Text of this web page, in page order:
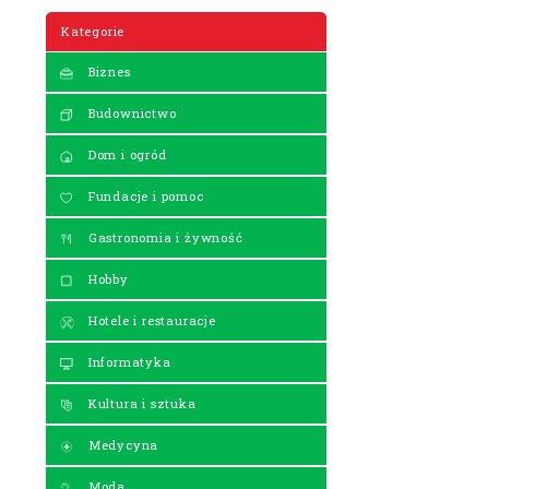
Kategorie
Biznes
Budownictwo
Dom i ogród
Fundacje i pomoc
Gastronomia i żywność
Hobby
Hotele i restauracje
Informatyka
Kultura i sztuka
Medycyna